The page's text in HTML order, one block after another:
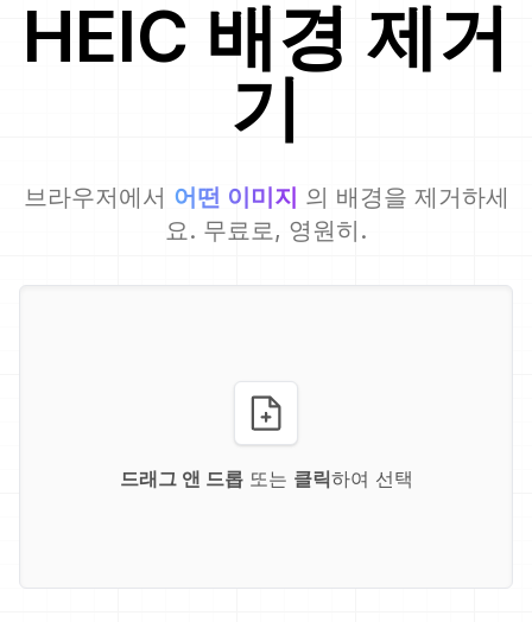
HEIC 배경 제거
기
브라우저에서 어떤 이미지 의 배경을 제거하세
요. 무료로, 영원히.
드래그 앤 드롭또는 클릭하여 선택